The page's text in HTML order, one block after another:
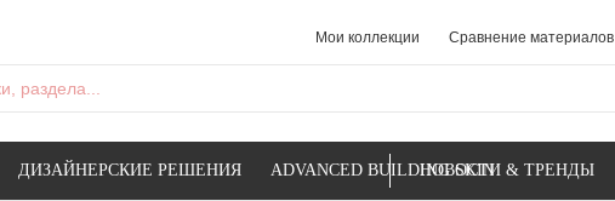
Мои коллекции Сравнение материалов
раздела...
ДИЗАЙНЕРСКИЕ РЕШЕНИЯ ADVANCED BUILDING SKINНОВОСТИ & ТРЕНДЫ